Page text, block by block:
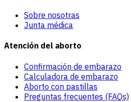
Sobre nosotras
Junta médica
Atención del aborto
Confirmación de embarazo
Calculadora de embarazo
Aborto con pastillas
Preguntas frecuentes (FAQs)